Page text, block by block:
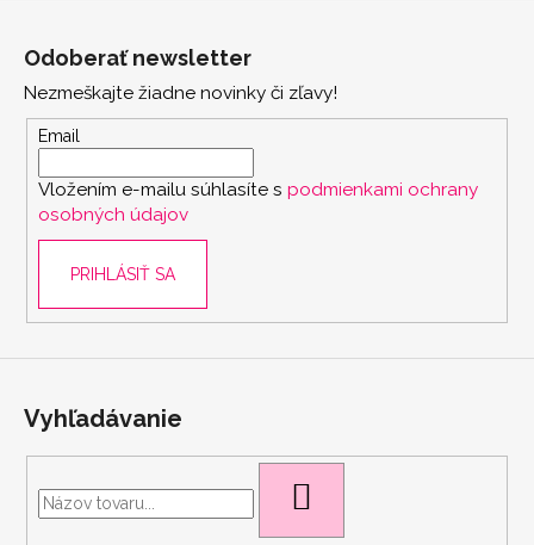
Odoberať newsletter
Nezmeškajte žiadne novinky či zľavy!
Email
Vložením e-mailu súhlasíte s podmienkami ochrany
osobných údajov
PRIHLÁSIŤ SA
Vyhľadávanie